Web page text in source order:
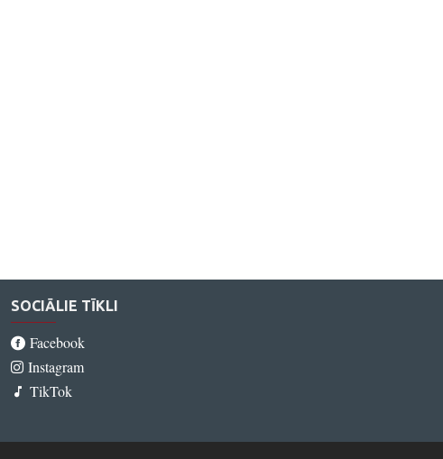
SOCIĀLIE TĪKLI
Facebook
Instagram
TikTok